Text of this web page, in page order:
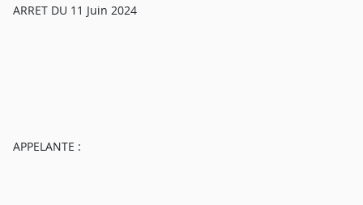
ARRET DU 11 Juin 2024
APPELANTE :